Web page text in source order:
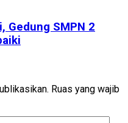
Gedung SMPN 2
Ruas yang wajib